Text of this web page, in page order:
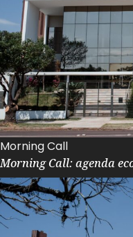
Morning Call
Morning Call: agenda